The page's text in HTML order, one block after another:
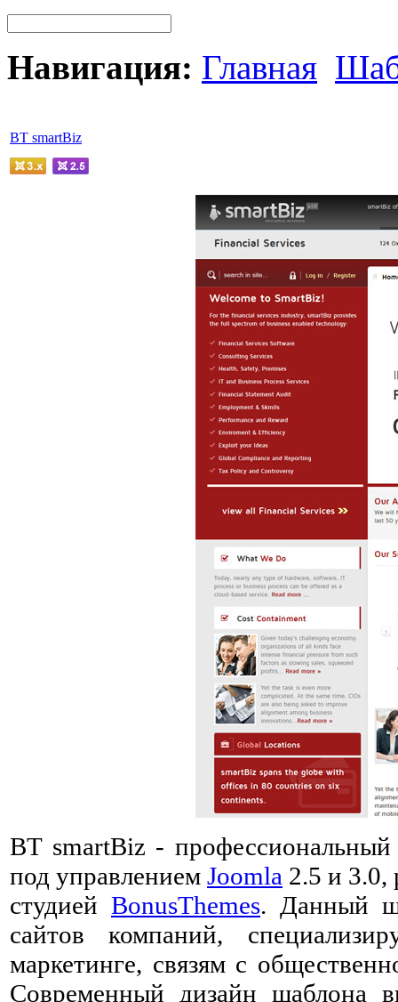
Навигация: Главная
BT smartBiz
BT smartBiz -
под управлением Joomla 2.5 и 3.0,
студией BonusThemes. Данный
сайтов компаний,
маркетинге, связям с
Современный дизайн шаблона